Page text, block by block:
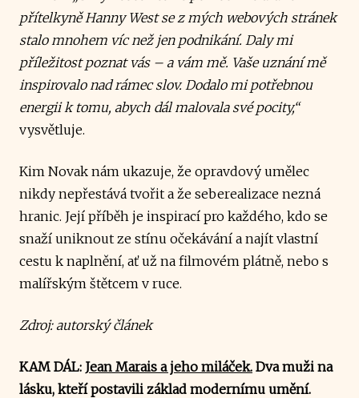
přítelkyně Hanny West se z mých webových stránek
stalo mnohem víc než jen podnikání. Daly mi
příležitost poznat vás – a vám mě. Vaše uznání mě
inspirovalo nad rámec slov. Dodalo mi potřebnou
energii k tomu, abych dál malovala své pocity,“
vysvětluje.
Kim Novak nám ukazuje, že opravdový umělec
nikdy nepřestává tvořit a že seberealizace nezná
hranic. Její příběh je inspirací pro každého, kdo se
snaží uniknout ze stínu očekávání a najít vlastní
cestu k naplnění, ať už na filmovém plátně, nebo s
malířským štětcem v ruce.
Zdroj: autorský článek
KAM DÁL: Jean Marais a jeho miláček. Dva muži na
lásku, kteří postavili základ modernímu umění.